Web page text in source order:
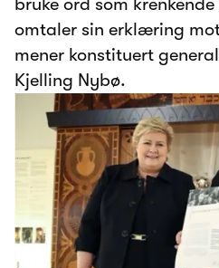
bruke ord som
omtaler sin erklæring
mener konstituert
Kjelling Nybø.